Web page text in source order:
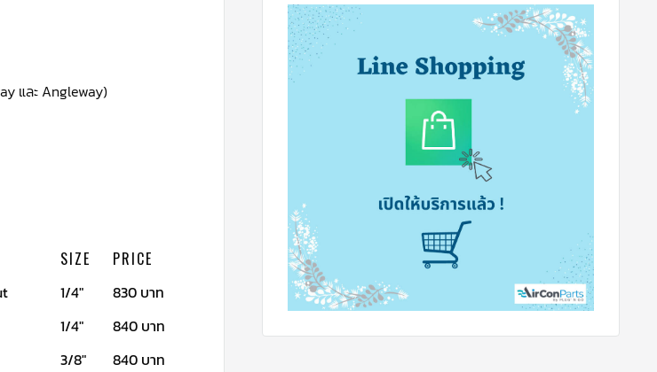
และ Angleway)
SIZE
PRICE
1/4"
830 บาท
1/4"
840 บาท
3/8"
840 บาท